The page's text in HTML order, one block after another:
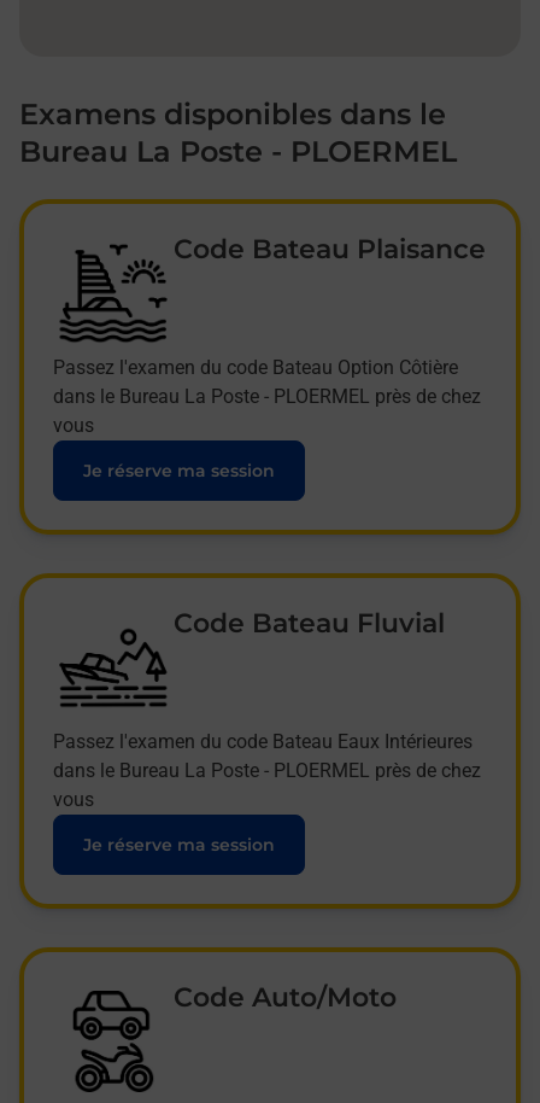
Examens disponibles dans le
Bureau La Poste - PLOERMEL
Code Bateau Plaisance
Passez l'examen du code Bateau Option Côtière
dans le Bureau La Poste - PLOERMEL près de chez
vous
Je réserve ma session
Code Bateau Fluvial
Passez l'examen du code Bateau Eaux Intérieures
dans le Bureau La Poste - PLOERMEL près de chez
vous
Je réserve ma session
Code Auto/Moto